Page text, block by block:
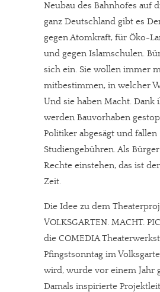
Neubau des Bahnhofes auf
ganz Deutschland gibt es
gegen Atomkraft, für Öko-
und gegen Islamschulen.
sich ein. Sie wollen immer
mitbestimmen, in welcher
Und sie haben Macht. Dank
werden Bauvorhaben
Politiker abgesägt und fallen
Studiengebühren. Als
Rechte einstehen, das ist
Zeit.
Die Idee zu dem
VOLKSGARTEN. MACHT.
die COMEDIA
Pfingstsonntag im
wird, wurde vor einem Jahr
Damals inspirierte